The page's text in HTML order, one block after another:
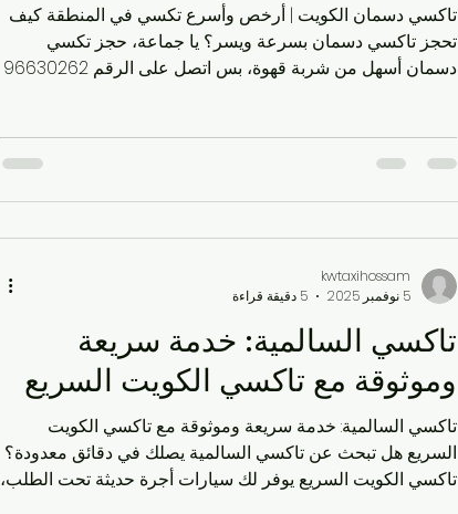
تاكسي دسمان الكويت | أرخص وأسرع تكسي في المنطقة كيف
تحجز تاكسي دسمان بسرعة ويسر؟ يا جماعة، حجز تكسي
دسمان أسهل من شربة قهوة، بس اتصل على الرقم 96630262
للعوائل، خلاص خلصت، روح استرخِ. أفضل خدمات تاكسي في
دسمان الكويت: راحة وسرعة بدون تعب يا ربعي، تخيلوا إنكم
واقفين في حارة دسمان، الشمس تضرب مثل الفرن، وأنتم
تاكسي السالمية: خدمة سريعة
وموثوقة مع تاكسي الكويت السريع
تاكسي السالمية: خدمة سريعة وموثوقة مع تاكسي الكويت
السريع هل تبحث عن تاكسي السالمية يصلك في دقائق معدودة؟
تاكسي الكويت السريع يوفر لك سيارات أجرة حديثة تحت الطلب،
kwtaxihossam
5 نوفمبر 2025
5 دقيقة قراءة